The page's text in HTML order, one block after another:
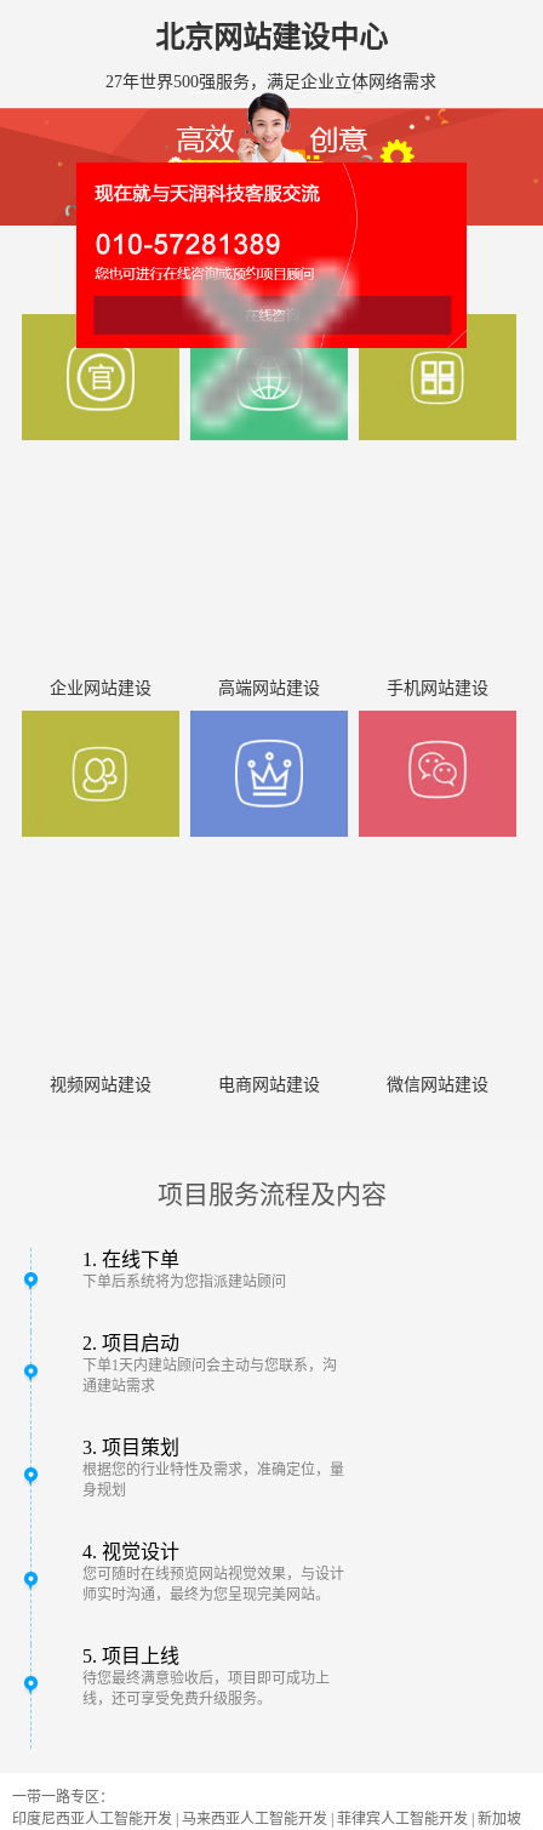
北京网站建设中心
27年世界500强服务，满足企业立体网络需求
全国网站建设服务
企业网站建设 高端网站建设 手机网站建设
视频网站建设 电商网站建设 微信网站建设
项目服务流程及内容
1. 在线下单
下单后系统将为您指派建站顾问
2. 项目启动
下单1天内建站顾问会主动与您联系，沟
通建站需求
3. 项目策划
根据您的行业特性及需求，准确定位，量
身规划
4. 视觉设计
您可随时在线预览网站视觉效果，与设计
师实时沟通，最终为您呈现完美网站。
5. 项目上线
待您最终满意验收后，项目即可成功上
线，还可享受免费升级服务。
一带一路专区：
印度尼西亚人工智能开发 | 马来西亚人工智能开发 | 菲律宾人工智能开发 | 新加坡